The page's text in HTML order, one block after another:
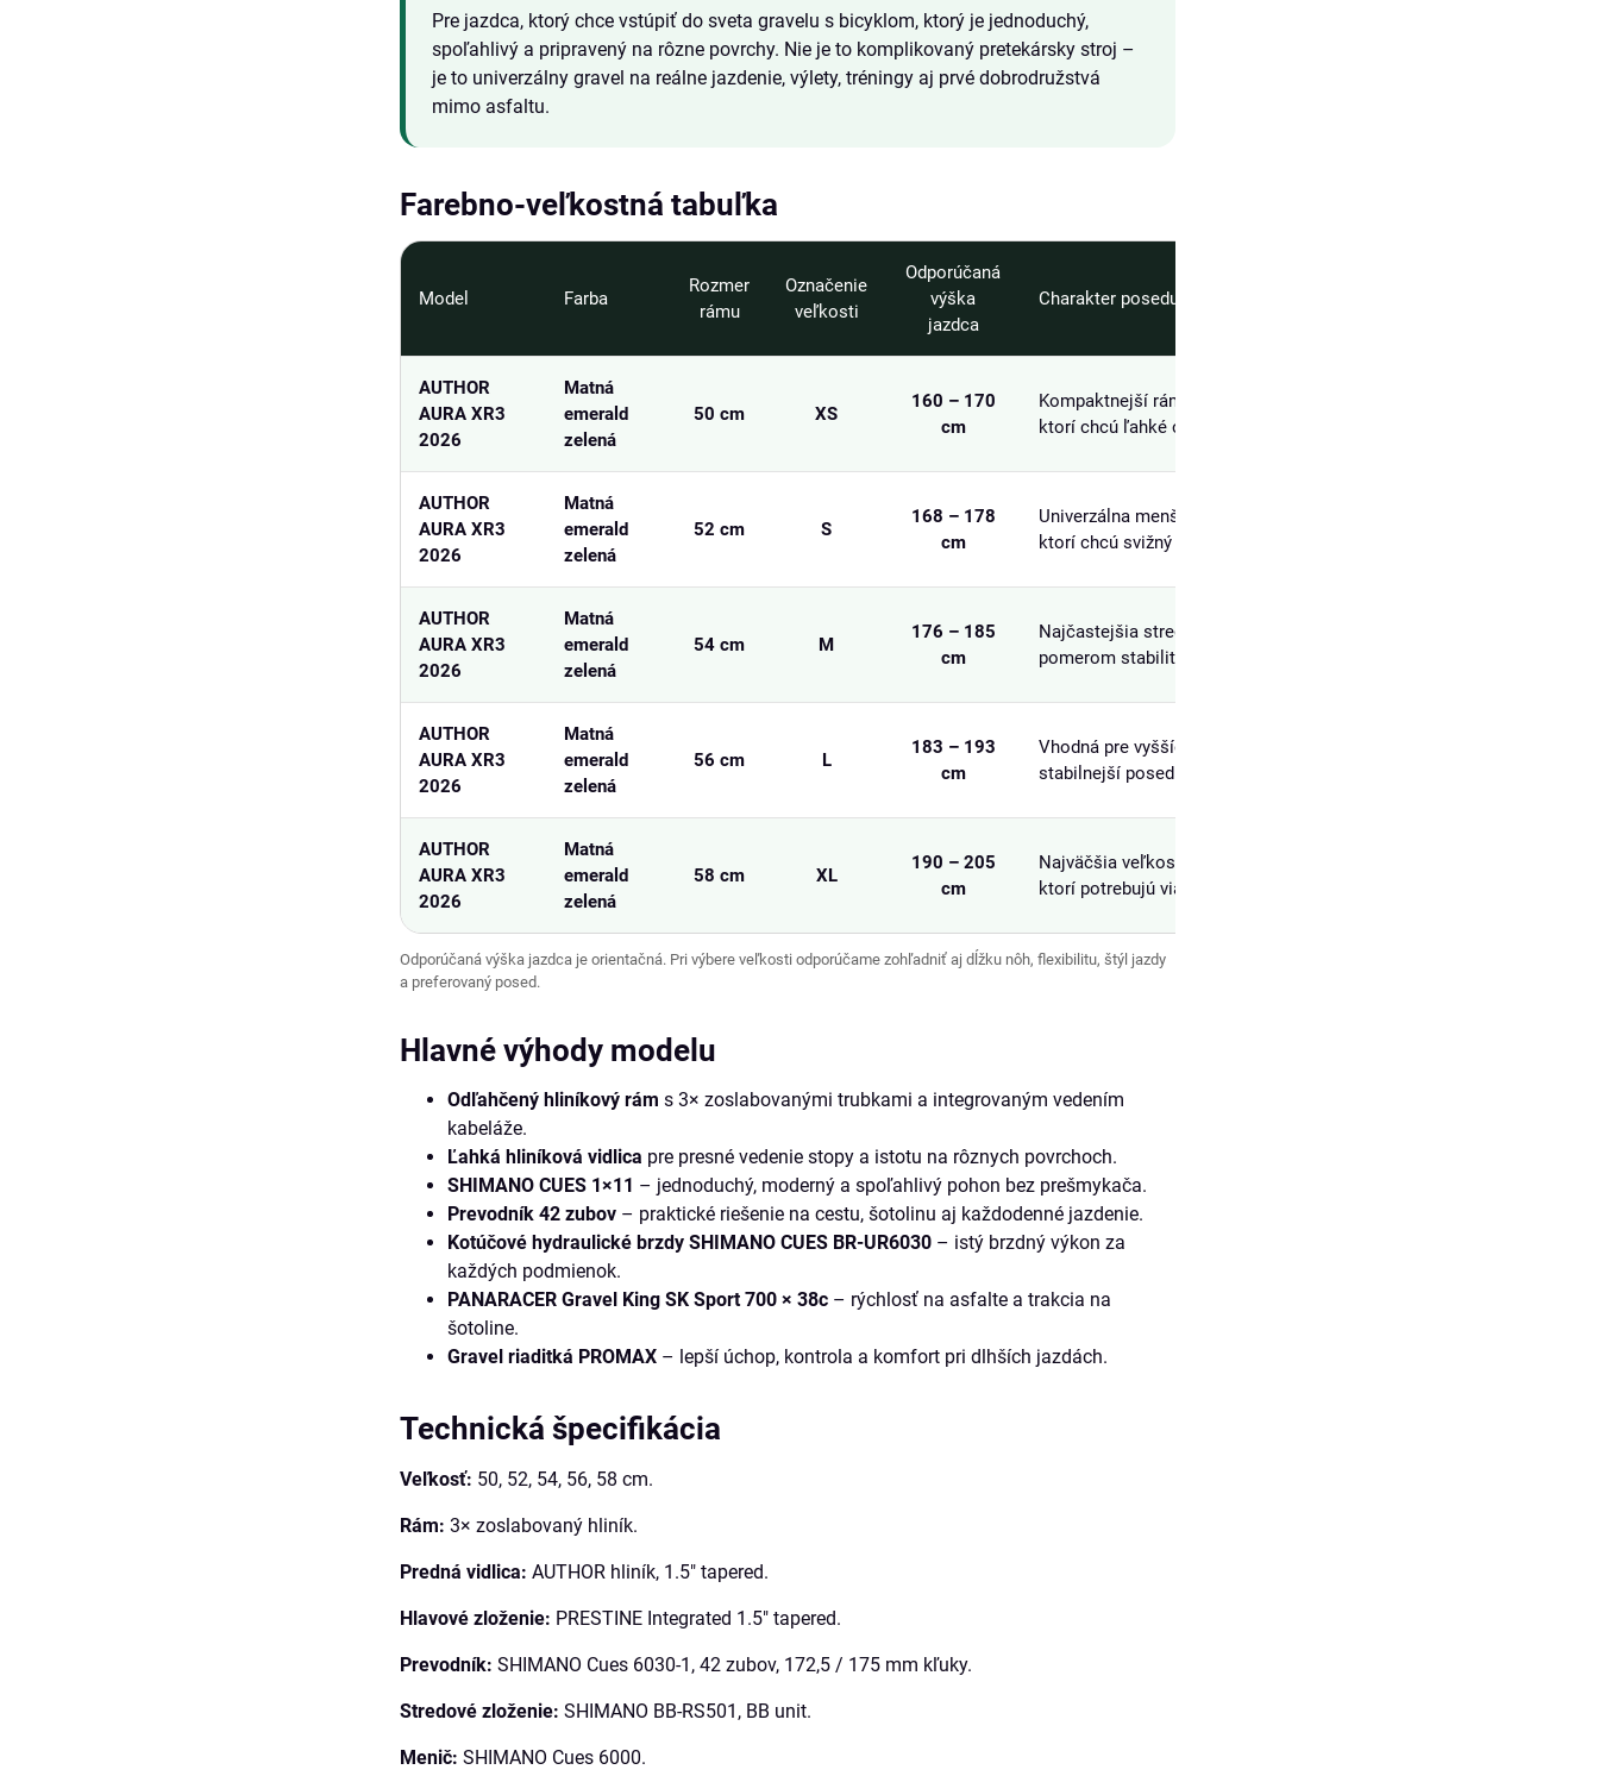
Pre jazdca, ktorý chce vstúpiť do sveta gravelu s bicyklom, ktorý je jednoduchý,
spoľahlivý a pripravený na rôzne povrchy. Nie je to komplikovaný pretekársky stroj –
je to univerzálny gravel na reálne jazdenie, výlety, tréningy aj prvé dobrodružstvá
mimo asfaltu.
Farebno-veľkostná tabuľka
Model Farba
Rozmer
rámu
Označenie
veľkosti
Odporúčaná
výška
jazdca
Charakter posedu
AUTHOR
AURA XR3
2026
Matná
emerald
zelená
50 cm XS
160 – 170
cm
Kompaktnejší rám pre nižších jazdcov,
ktorí chcú ľahké ovládanie a istotu.
AUTHOR
AURA XR3
2026
Matná
emerald
zelená
52 cm S
168 – 178
cm
Univerzálna menšia veľkosť pre jazdcov,
ktorí chcú svižný a obratný gravel.
AUTHOR
AURA XR3
2026
Matná
emerald
zelená
54 cm M
176 – 185
cm
Najčastejšia stredná veľkosť s vyváženým
pomerom stability a ovládateľnosti.
AUTHOR
AURA XR3
2026
Matná
emerald
zelená
56 cm L
183 – 193
cm
Vhodná pre vyšších jazdcov, ktorí chcú
stabilnejší posed na dlhších trasách.
AUTHOR
AURA XR3
2026
Matná
emerald
zelená
58 cm XL
190 – 205
cm
Najväčšia veľkosť pre vysokých jazdcov,
ktorí potrebujú viac priestoru v ráme.
Odporúčaná výška jazdca je orientačná. Pri výbere veľkosti odporúčame zohľadniť aj dĺžku nôh, flexibilitu, štýl jazdy
a preferovaný posed.
Hlavné výhody modelu
Odľahčený hliníkový rám s 3× zoslabovanými trubkami a integrovaným vedením
kabeláže.
Ľahká hliníková vidlica pre presné vedenie stopy a istotu na rôznych povrchoch.
SHIMANO CUES 1×11 – jednoduchý, moderný a spoľahlivý pohon bez prešmykača.
Prevodník 42 zubov – praktické riešenie na cestu, šotolinu aj každodenné jazdenie.
Kotúčové hydraulické brzdy SHIMANO CUES BR-UR6030 – istý brzdný výkon za
každých podmienok.
PANARACER Gravel King SK Sport 700 × 38c – rýchlosť na asfalte a trakcia na
šotoline.
Gravel riaditká PROMAX – lepší úchop, kontrola a komfort pri dlhších jazdách.
Technická špecifikácia
Veľkosť: 50, 52, 54, 56, 58 cm.
Rám: 3× zoslabovaný hliník.
Predná vidlica: AUTHOR hliník, 1.5" tapered.
Hlavové zloženie: PRESTINE Integrated 1.5" tapered.
Prevodník: SHIMANO Cues 6030-1, 42 zubov, 172,5 / 175 mm kľuky.
Stredové zloženie: SHIMANO BB-RS501, BB unit.
Menič: SHIMANO Cues 6000.